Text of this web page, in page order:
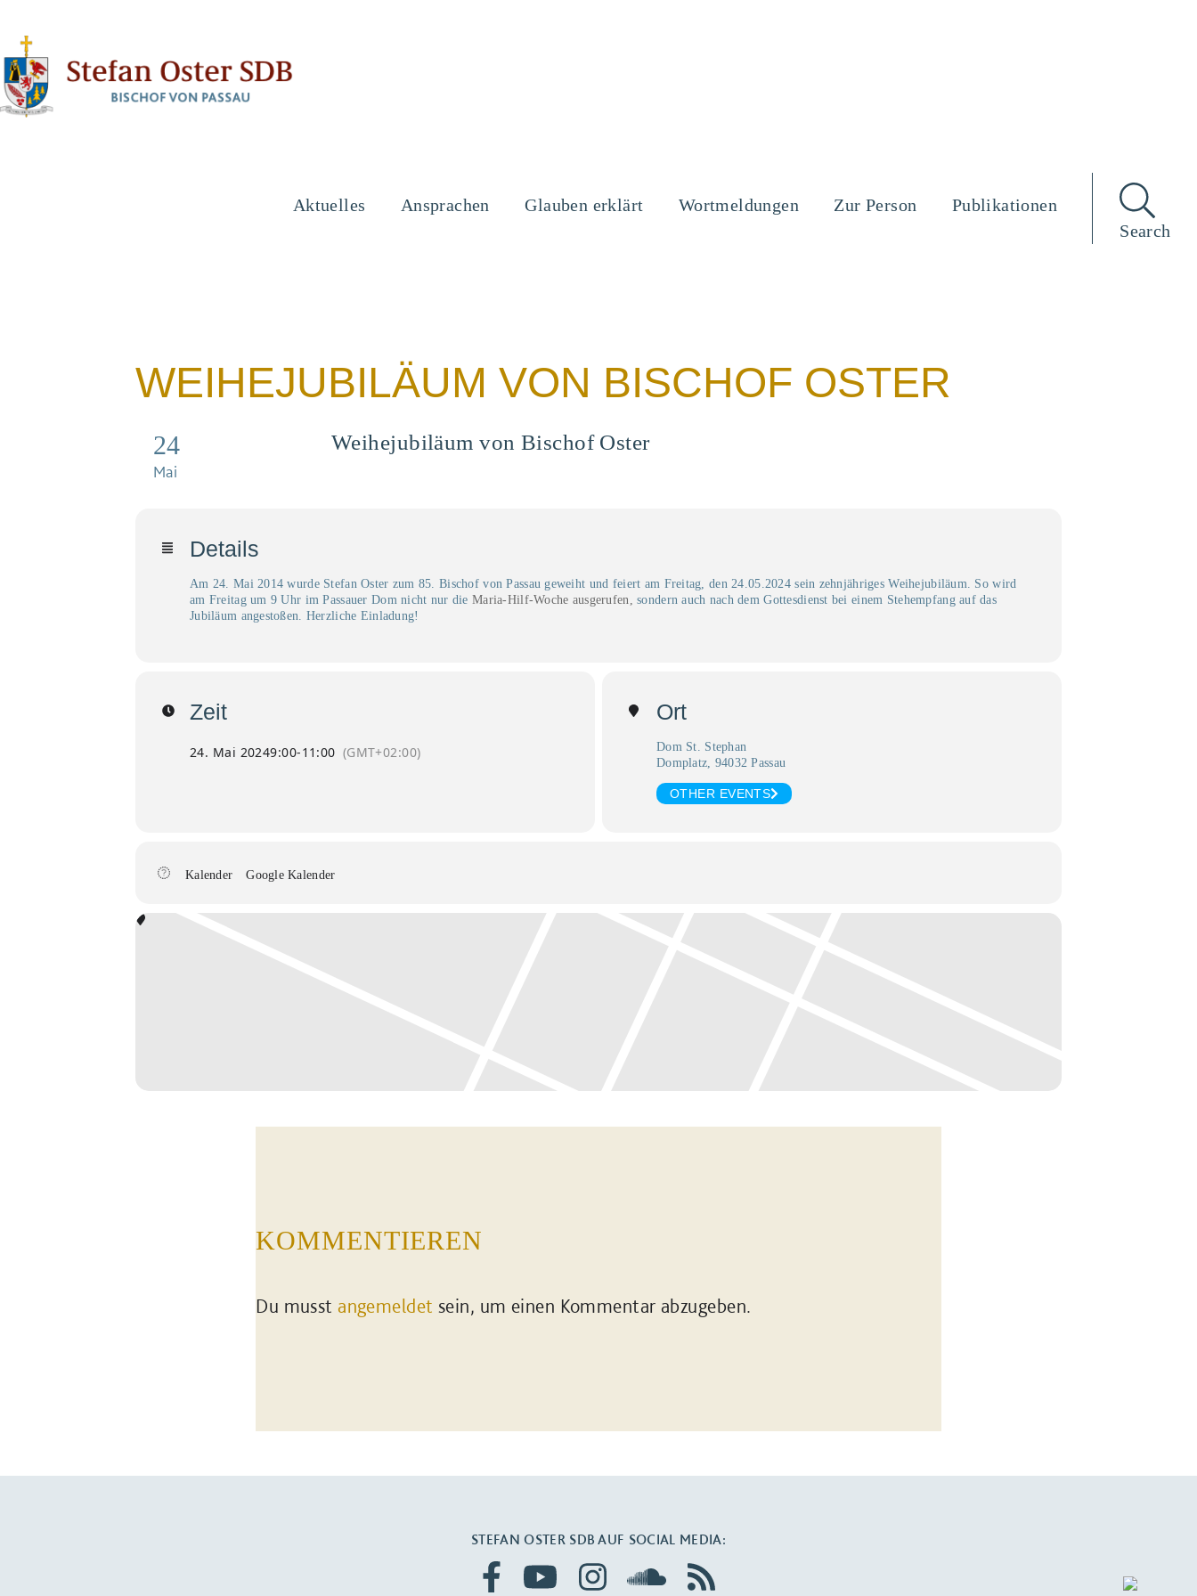
Aktuelles Ansprachen Glauben erklärt Wortmeldungen Zur Person
Publikationen
Search
WEIHEJUBILÄUM VON BISCHOF OSTER
24
Mai
Weihejubiläum von Bischof Oster
Details
Am 24. Mai 2014 wurde Stefan Oster zum 85. Bischof von Passau geweiht und feiert am Freitag, den 24.05.2024 sein zehnjähriges Weihejubiläum. So wird
am Freitag um 9 Uhr im Passauer Dom nicht nur die Maria-Hilf-Woche ausgerufen,
sondern auch nach dem Gottesdienst bei einem Stehempfang auf das
Jubiläum angestoßen. Herzliche Einladung!
Zeit
24. Mai 20249:00-11:00 (GMT+02:00)
Ort
Dom St. Stephan
Domplatz, 94032 Passau
OTHER EVENTS
Kalender Google Kalender
KOMMENTIEREN
Du musstangemeldet sein, um einen Kommentar abzugeben.
STEFAN OSTER SDB AUF SOCIAL MEDIA: